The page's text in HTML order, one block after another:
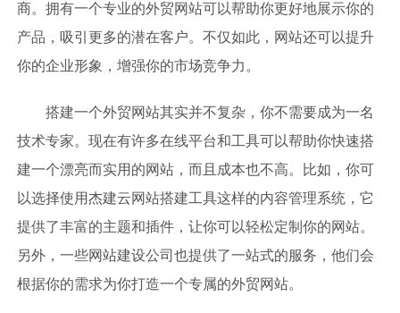
商。拥有一个专业的外贸网站可以帮助你更好地展示你的
产品，吸引更多的潜在客户。不仅如此，网站还可以提升
你的企业形象，增强你的市场竞争力。
搭建一个外贸网站其实并不复杂，你不需要成为一名
技术专家。现在有许多在线平台和工具可以帮助你快速搭
建一个漂亮而实用的网站，而且成本也不高。比如，你可
以选择使用杰建云网站搭建工具这样的内容管理系统，它
提供了丰富的主题和插件，让你可以轻松定制你的网站。
另外，一些网站建设公司也提供了一站式的服务，他们会
根据你的需求为你打造一个专属的外贸网站。